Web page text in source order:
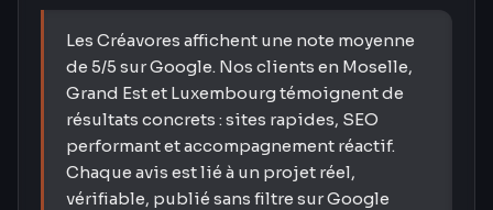
Les Créavores affichent une note moyenne
de 5/5 sur Google. Nos clients en Moselle,
Grand Est et Luxembourg témoignent de
résultats concrets : sites rapides, SEO
performant et accompagnement réactif.
Chaque avis est lié à un projet réel,
vérifiable, publié sans filtre sur Google